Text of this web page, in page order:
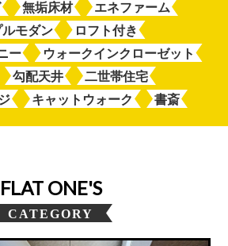
無垢床材
エネファーム
モダン
ロフト付き
ー
ウォークインクローゼット
勾配天井
二世帯住宅
キャットウォーク 書斎
FLAT ONE'S
CATEGORY